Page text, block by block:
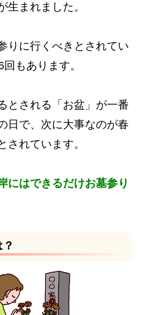
生まれました。
りに行くべきとされてい
もあります。
とされる「お盆」が一番
日で、次に大事なのが春
されています。
にはできるだけお墓参り